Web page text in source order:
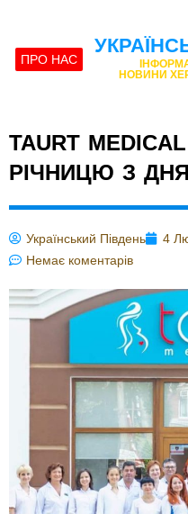
ПРО НАС
НОВИНИ
TAURT
РІЧНИЦЮ З
Український Південь 4
Немає коментарів